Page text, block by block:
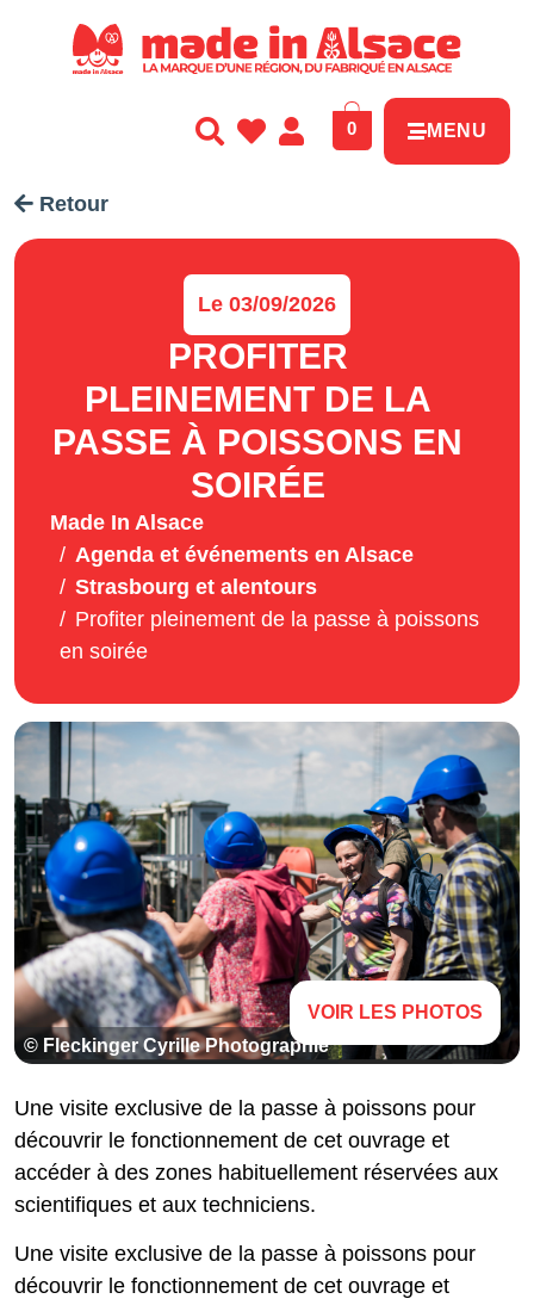
0 MENU
Retour
Le 03/09/2026
PROFITER
PLEINEMENT DE LA
PASSE À POISSONS EN
SOIRÉE
Made In Alsace
Agenda et événements en Alsace
Strasbourg et alentours
Profiter pleinement de la passe à poissons
en soirée
© Fleckinger Cyrille Photographie
VOIR LES PHOTOS
Une visite exclusive de la passe à poissons pour
découvrir le fonctionnement de cet ouvrage et
accéder à des zones habituellement réservées aux
scientifiques et aux techniciens.
Une visite exclusive de la passe à poissons pour
découvrir le fonctionnement de cet ouvrage et